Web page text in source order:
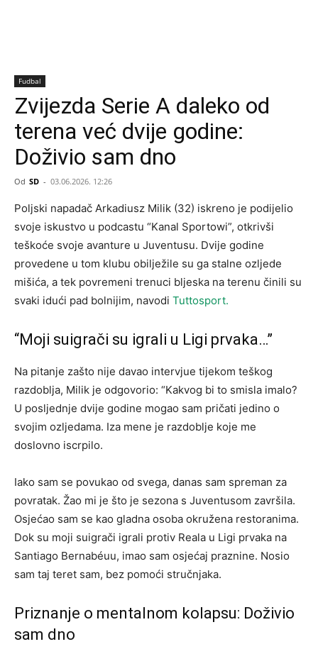
Fudbal
Zvijezda Serie A daleko od
terena već dvije godine:
Doživio sam dno
Od SD - 03.06.2026. 12:26
Poljski napadač Arkadiusz Milik (32) iskreno je podijelio
svoje iskustvo u podcastu “Kanal Sportowi”, otkrivši
teškoće svoje avanture u Juventusu. Dvije godine
provedene u tom klubu obilježile su ga stalne ozljede
mišića, a tek povremeni trenuci bljeska na terenu činili su
svaki idući pad bolnijim, navodi Tuttosport.
“Moji suigrači su igrali u Ligi prvaka…”
Na pitanje zašto nije davao intervjue tijekom teškog
razdoblja, Milik je odgovorio: “Kakvog bi to smisla imalo?
U posljednje dvije godine mogao sam pričati jedino o
svojim ozljedama. Iza mene je razdoblje koje me
doslovno iscrpilo.
Iako sam se povukao od svega, danas sam spreman za
povratak. Žao mi je što je sezona s Juventusom završila.
Osjećao sam se kao gladna osoba okružena restoranima.
Dok su moji suigrači igrali protiv Reala u Ligi prvaka na
Santiago Bernabéuu, imao sam osjećaj praznine. Nosio
sam taj teret sam, bez pomoći stručnjaka.
Priznanje o mentalnom kolapsu: Doživio
sam dno